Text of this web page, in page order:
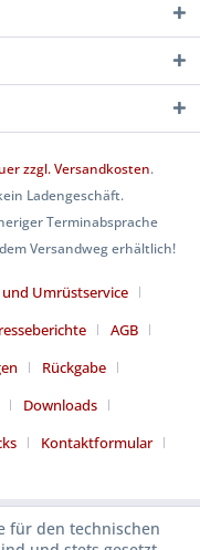
zzgl.Versandkosten.
Ladengeschäft.
Terminabsprache
Versandweg erhältlich!
Umrüstservice
AGB
Rückgabe
Downloads
Kontaktformular
für den technischen